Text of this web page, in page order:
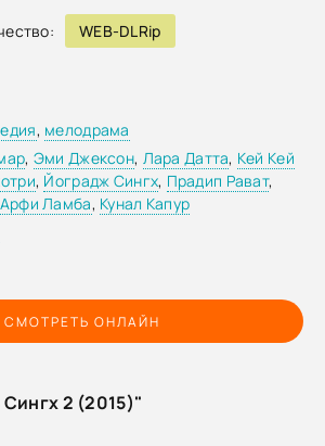
WEB-DLRip
СМОТРЕТЬ ОНЛАЙН
, мелодрама
, Эми Джексон, Лара Датта, Кей Кей
, Йоградж Сингх, Прадип Рават,
Арфи Ламба, Кунал Капур
2 (2015)"